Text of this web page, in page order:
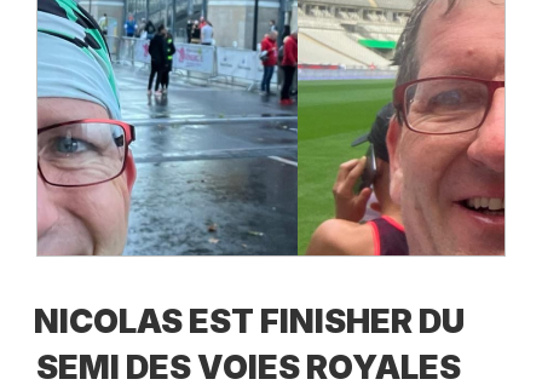
NICOLAS EST FINISHER DU
SEMI DES VOIES ROYALES